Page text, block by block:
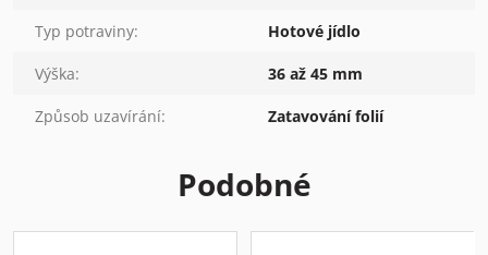
Typ potraviny: Hotové jídlo
Výška: 36 až 45 mm
Způsob uzavírání: Zatavování folií
Podobné